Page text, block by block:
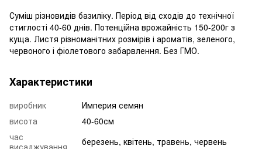
Суміш різновидів базиліку. Період від сходів до технічної
стиглості 40-60 днів. Потенційна врожайність 150-200г з
куща. Листя різноманітних розмірів і ароматів, зеленого,
червоного і фіолетового забарвлення. Без ГМО.
Характеристики
виробник
Империя семян
висота
40-60см
час
висаджування
березень, квітень, травень, червень